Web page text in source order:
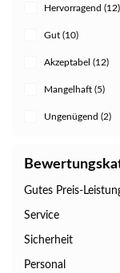
Hervorragend (12)
Gut (10)
Akzeptabel (12)
Mangelhaft (5)
Ungenügend (2)
Gutes Preis-
Service
Sicherheit
Personal